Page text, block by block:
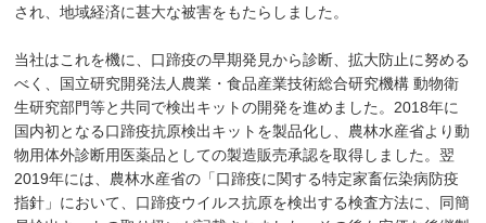
され、地域経済に甚大な被害をもたらしました。
当社はこれを機に、口蹄疫の早期発見から診断、拡大防止に努める
べく、国立研究開発法人農業・食品産業技術総合研究機構 動物衛
生研究部門等と共同で検出キットの開発を進めました。2018年に
国内初となる口蹄疫抗原検出キットを製品化し、農林水産省より動
物用体外診断用医薬品としての製造販売承認を取得しました。翌
2019年には、農林水産省の「口蹄疫に関する特定家畜伝染病防疫
指針」において、口蹄疫ウイルス抗原を検出する検査方法に、同簡